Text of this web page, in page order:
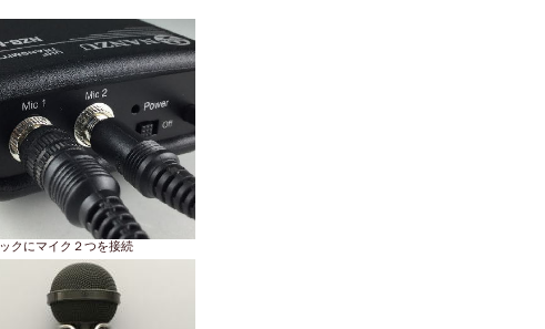
クにマイク２つを接続